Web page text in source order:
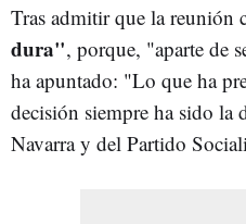
Tras admitir que la reunión
dura", porque, "aparte de
ha apuntado: "Lo que ha
decisión siempre ha sido la
Navarra y del Partido